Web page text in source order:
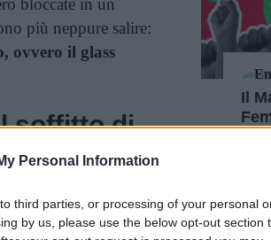
Personal Information
third parties, or processing of your personal
by us, please use the below opt-out section
bloccate in un
più neppure salire:
ovvero il glass
soffitto di
per prima il
Il